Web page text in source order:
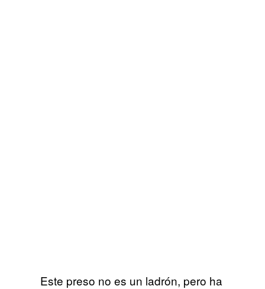
Este preso no es un ladrón, pero ha